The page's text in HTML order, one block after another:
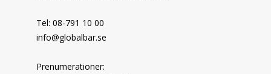
Tel: 08-791 10 00
info@globalbar.se
Prenumerationer: